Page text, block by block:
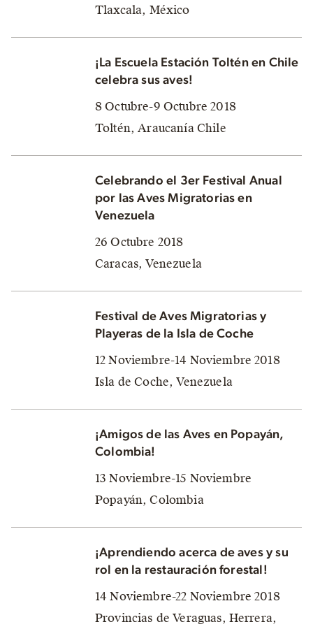
Tlaxcala, México
¡La Escuela Estación Toltén en Chile
celebra sus aves!
8 Octubre-9 Octubre 2018
Toltén, Araucanía Chile
Celebrando el 3er Festival Anual
por las Aves Migratorias en
Venezuela
26 Octubre 2018
Caracas, Venezuela
Festival de Aves Migratorias y
Playeras de la Isla de Coche
12 Noviembre-14 Noviembre 2018
Isla de Coche, Venezuela
¡Amigos de las Aves en Popayán,
Colombia!
13 Noviembre-15 Noviembre
Popayán, Colombia
¡Aprendiendo acerca de aves y su
rol en la restauración forestal!
14 Noviembre-22 Noviembre 2018
Provincias de Veraguas, Herrera,